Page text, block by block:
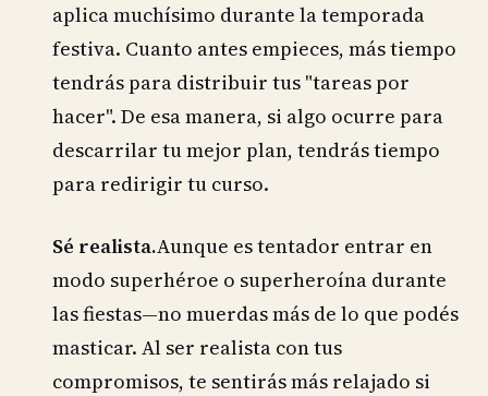
aplica muchísimo durante la temporada
festiva. Cuanto antes empieces, más tiempo
tendrás para distribuir tus "tareas por
hacer". De esa manera, si algo ocurre para
descarrilar tu mejor plan, tendrás tiempo
para redirigir tu curso.
Sé realista.Aunque es tentador entrar en
modo superhéroe o superheroína durante
las fiestas—no muerdas más de lo que podés
masticar. Al ser realista con tus
compromisos, te sentirás más relajado si